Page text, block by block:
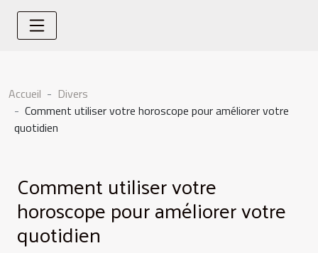
Accueil
Divers
Comment utiliser votre horoscope pour améliorer votre
quotidien
Comment utiliser votre
horoscope pour améliorer votre
quotidien